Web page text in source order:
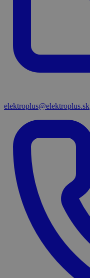
elektroplus@elektroplus.sk